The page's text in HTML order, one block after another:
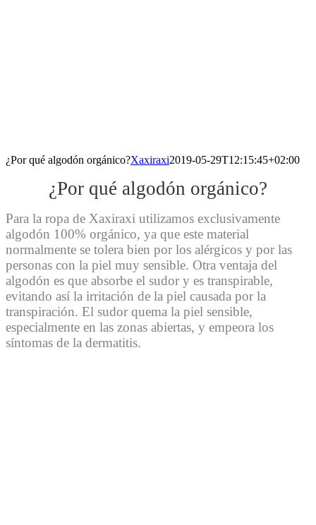
¿Por qué algodón orgánico?Xaxiraxi2019-05-29T12:15:45+02:00
¿Por qué algodón orgánico?
Para la ropa de Xaxiraxi utilizamos exclusivamente
algodón 100% orgánico, ya que este material
normalmente se tolera bien por los alérgicos y por las
personas con la piel muy sensible. Otra ventaja del
algodón es que absorbe el sudor y es transpirable,
evitando así la irritación de la piel causada por la
transpiración. El sudor quema la piel sensible,
especialmente en las zonas abiertas, y empeora los
síntomas de la dermatitis.